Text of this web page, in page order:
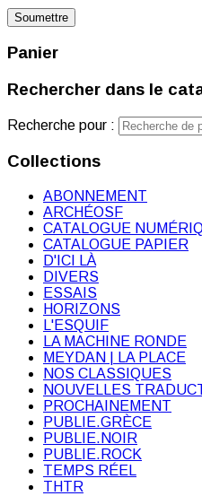
Panier
Rechercher dans le
Recherche pour :
Collections
ABONNEMENT
ARCHÉOSF
CATALOGUE
CATALOGUE PAPIER
D'ICI LÀ
DIVERS
ESSAIS
HORIZONS
L'ESQUIF
LA MACHINE RONDE
MEYDAN | LA PLACE
NOS CLASSIQUES
NOUVELLES
PROCHAINEMENT
PUBLIE.GRÈCE
PUBLIE.NOIR
PUBLIE.ROCK
TEMPS RÉEL
THTR